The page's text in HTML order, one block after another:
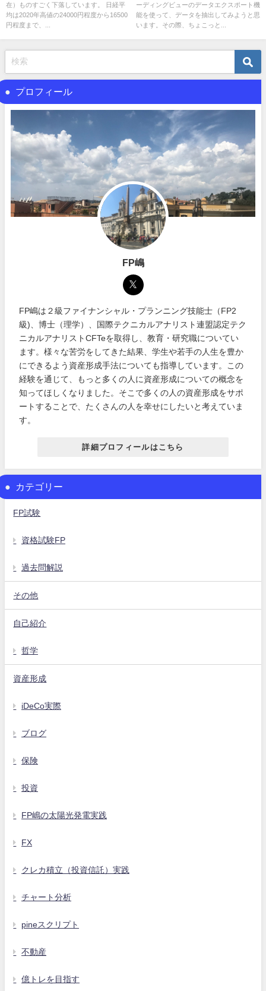
在）ものすごく下落しています。 日経平
均は2020年高値の24000円程度から16500
円程度まで、...
ーディングビューのデータエクスポート機
能を使って、データを抽出してみようと思
います。その際、ちょこっと...
プロフィール
FP嶋
FP嶋は２級ファイナンシャル・プランニング技能士（FP2
級)、博士（理学）、国際テクニカルアナリスト連盟認定テク
ニカルアナリストCFTeを取得し、教育・研究職についてい
ます。様々な苦労をしてきた結果、学生や若手の人生を豊か
にできるよう資産形成手法についても指導しています。この
経験を通じて、もっと多くの人に資産形成についての概念を
知ってほしくなりました。そこで多くの人の資産形成をサポ
ートすることで、たくさんの人を幸せにしたいと考えていま
す。
詳細プロフィールはこちら
カテゴリー
FP試験
資格試験FP
過去問解説
その他
自己紹介
哲学
資産形成
iDeCo実際
ブログ
保険
投資
FP嶋の太陽光発電実践
FX
クレカ積立（投資信託）実践
チャート分析
pineスクリプト
不動産
億トレを目指す